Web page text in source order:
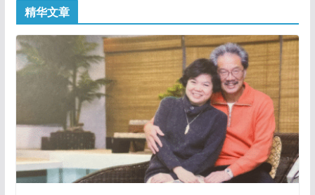
精华文章